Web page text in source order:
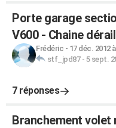
Porte garage
V600 - Chaine
Frédéric - 17 déc. 2012
stf_jpd87- 5 sept.
7 réponses
Branchement volet